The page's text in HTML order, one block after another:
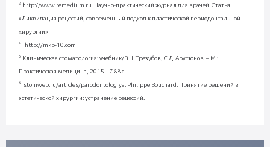
3 http://www.remedium.ru. Научно-практический журнал для врачей. Статья
«Ликвидация рецессий, современный подход к пластической периодонтальной
хирургии»
4 http://mkb-10.com
5 Клиническая стоматология: учебник/В.Н. Трезубов, С.Д. Арутюнов. – М.:
Практическая медицина, 2015 – 788 с.
6 stomweb.ru/articles/parodontologiya. Philippe Bouchard. Принятие решений в
эстетической хирургии: устранение рецессий.